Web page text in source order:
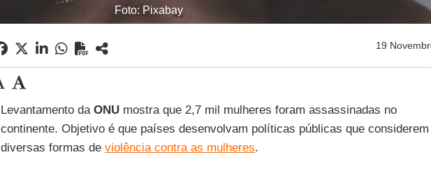
Foto: Pixabay
19
Levantamento da ONUmostra que 2,7 mil mulheres foram assassinadas no
continente. Objetivo é que países desenvolvam políticas públicas que considerem
diversas formas de violência contra as mulheres.